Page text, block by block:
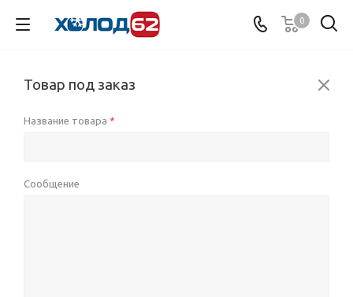
0
Товар под заказ
Название товара *
Сообщение